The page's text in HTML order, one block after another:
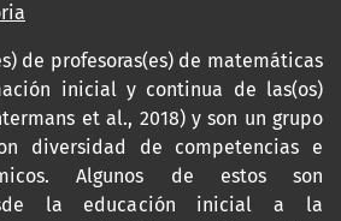
de profesoras(es) de matemáticas
inicial y continua de las(os)
et al., 2018) y son un grupo
diversidad de competencias e
Algunos de estos son
la educación inicial a la